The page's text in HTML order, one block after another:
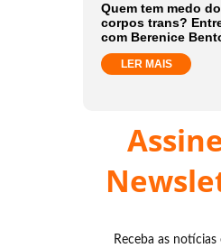
Quem tem medo
corpos trans?
com Berenice
LER MAIS
Receba as notícias